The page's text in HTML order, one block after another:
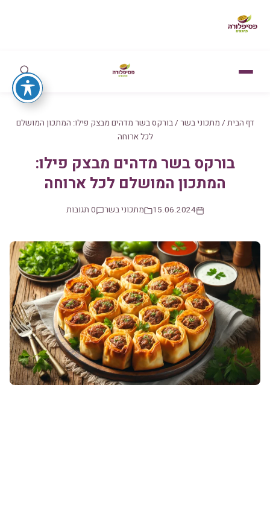
דף הבית / מתכוני בשר /בורקס בשר מדהים מבצק פילו: המתכון המושלם
לכל ארוחה
בורקס בשר מדהים מבצק פילו:
המתכון המושלם לכל ארוחה
15.06.2024 מתכוני בשר 0 תגובות